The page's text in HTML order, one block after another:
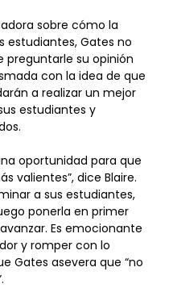
sobre cómo la
estudiantes, Gates no
preguntarle su opinión
con la idea de que
a realizar un mejor
estudiantes y
oportunidad para que
valientes”, dice Blaire.
a sus estudiantes,
ponerla en primer
Es emocionante
y romper con lo
Gates asevera que “no